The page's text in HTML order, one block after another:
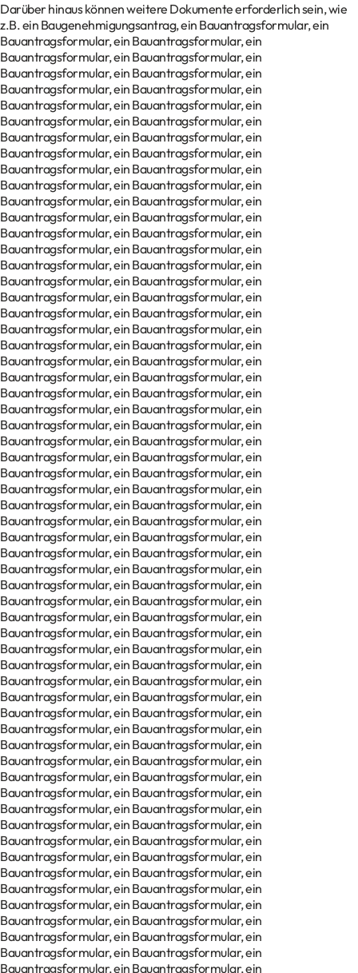
Darüber hinaus können weitere Dokumente erforderlich sein, wie
z.B. ein Baugenehmigungsantrag, ein Bauantragsformular, ein
Bauantragsformular, ein Bauantragsformular, ein
Bauantragsformular, ein Bauantragsformular, ein
Bauantragsformular, ein Bauantragsformular, ein
Bauantragsformular, ein Bauantragsformular, ein
Bauantragsformular, ein Bauantragsformular, ein
Bauantragsformular, ein Bauantragsformular, ein
Bauantragsformular, ein Bauantragsformular, ein
Bauantragsformular, ein Bauantragsformular, ein
Bauantragsformular, ein Bauantragsformular, ein
Bauantragsformular, ein Bauantragsformular, ein
Bauantragsformular, ein Bauantragsformular, ein
Bauantragsformular, ein Bauantragsformular, ein
Bauantragsformular, ein Bauantragsformular, ein
Bauantragsformular, ein Bauantragsformular, ein
Bauantragsformular, ein Bauantragsformular, ein
Bauantragsformular, ein Bauantragsformular, ein
Bauantragsformular, ein Bauantragsformular, ein
Bauantragsformular, ein Bauantragsformular, ein
Bauantragsformular, ein Bauantragsformular, ein
Bauantragsformular, ein Bauantragsformular, ein
Bauantragsformular, ein Bauantragsformular, ein
Bauantragsformular, ein Bauantragsformular, ein
Bauantragsformular, ein Bauantragsformular, ein
Bauantragsformular, ein Bauantragsformular, ein
Bauantragsformular, ein Bauantragsformular, ein
Bauantragsformular, ein Bauantragsformular, ein
Bauantragsformular, ein Bauantragsformular, ein
Bauantragsformular, ein Bauantragsformular, ein
Bauantragsformular, ein Bauantragsformular, ein
Bauantragsformular, ein Bauantragsformular, ein
Bauantragsformular, ein Bauantragsformular, ein
Bauantragsformular, ein Bauantragsformular, ein
Bauantragsformular, ein Bauantragsformular, ein
Bauantragsformular, ein Bauantragsformular, ein
Bauantragsformular, ein Bauantragsformular, ein
Bauantragsformular, ein Bauantragsformular, ein
Bauantragsformular, ein Bauantragsformular, ein
Bauantragsformular, ein Bauantragsformular, ein
Bauantragsformular, ein Bauantragsformular, ein
Bauantragsformular, ein Bauantragsformular, ein
Bauantragsformular, ein Bauantragsformular, ein
Bauantragsformular, ein Bauantragsformular, ein
Bauantragsformular, ein Bauantragsformular, ein
Bauantragsformular, ein Bauantragsformular, ein
Bauantragsformular, ein Bauantragsformular, ein
Bauantragsformular, ein Bauantragsformular, ein
Bauantragsformular, ein Bauantragsformular, ein
Bauantragsformular, ein Bauantragsformular, ein
Bauantragsformular, ein Bauantragsformular, ein
Bauantragsformular, ein Bauantragsformular, ein
Bauantragsformular, ein Bauantragsformular, ein
Bauantragsformular, ein Bauantragsformular, ein
Bauantragsformular, ein Bauantragsformular, ein
Bauantragsformular, ein Bauantragsformular, ein
Bauantragsformular, ein Bauantragsformular, ein
Bauantragsformular, ein Bauantragsformular, ein
Bauantragsformular, ein Bauantragsformular, ein
Bauantragsformular, ein Bauantragsformular, ein
Bauantragsformular, ein Bauantragsformular, ein